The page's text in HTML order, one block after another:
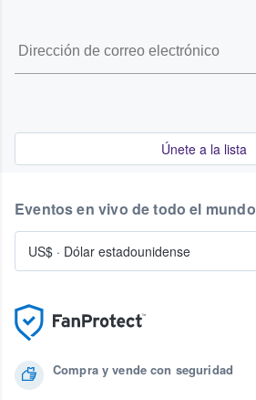
Únete a la lista
Compra y vende con seguridad
Eventos en vivo de todo el mundo
US$ · Dólar estadounidense